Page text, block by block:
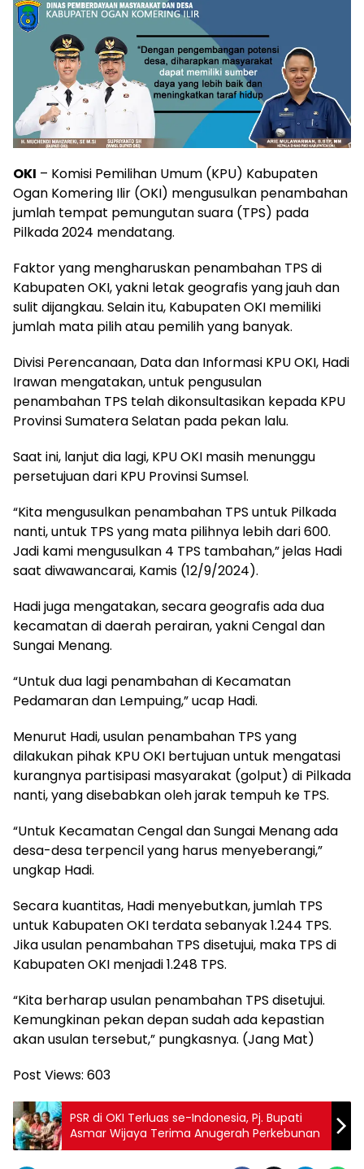
OKI – Komisi Pemilihan Umum (KPU) Kabupaten
Ogan Komering Ilir (OKI) mengusulkan penambahan
jumlah tempat pemungutan suara (TPS) pada
Pilkada 2024 mendatang.
Faktor yang mengharuskan penambahan TPS di
Kabupaten OKI, yakni letak geografis yang jauh dan
sulit dijangkau. Selain itu, Kabupaten OKI memiliki
jumlah mata pilih atau pemilih yang banyak.
Divisi Perencanaan, Data dan Informasi KPU OKI, Hadi
Irawan mengatakan, untuk pengusulan
penambahan TPS telah dikonsultasikan kepada KPU
Provinsi Sumatera Selatan pada pekan lalu.
Saat ini, lanjut dia lagi, KPU OKI masih menunggu
persetujuan dari KPU Provinsi Sumsel.
“Kita mengusulkan penambahan TPS untuk Pilkada
nanti, untuk TPS yang mata pilihnya lebih dari 600.
Jadi kami mengusulkan 4 TPS tambahan,” jelas Hadi
saat diwawancarai, Kamis (12/9/2024).
Hadi juga mengatakan, secara geografis ada dua
kecamatan di daerah perairan, yakni Cengal dan
Sungai Menang.
“Untuk dua lagi penambahan di Kecamatan
Pedamaran dan Lempuing,” ucap Hadi.
Menurut Hadi, usulan penambahan TPS yang
dilakukan pihak KPU OKI bertujuan untuk mengatasi
kurangnya partisipasi masyarakat (golput) di Pilkada
nanti, yang disebabkan oleh jarak tempuh ke TPS.
“Untuk Kecamatan Cengal dan Sungai Menang ada
desa-desa terpencil yang harus menyeberangi,”
ungkap Hadi.
Secara kuantitas, Hadi menyebutkan, jumlah TPS
untuk Kabupaten OKI terdata sebanyak 1.244 TPS.
Jika usulan penambahan TPS disetujui, maka TPS di
Kabupaten OKI menjadi 1.248 TPS.
“Kita berharap usulan penambahan TPS disetujui.
Kemungkinan pekan depan sudah ada kepastian
akan usulan tersebut,” pungkasnya. (Jang Mat)
Post Views: 603
PSR di OKI Terluas se-Indonesia, Pj. Bupati
Asmar Wijaya Terima Anugerah Perkebunan